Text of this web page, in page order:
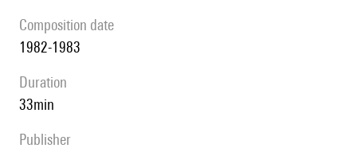
composition date
1982-1983
duration
33min
publisher